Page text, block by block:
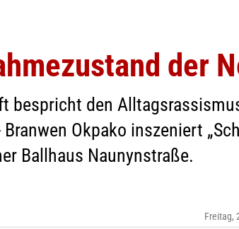
der
bespricht den
Okpako inszeniert
Ballhaus Naunynstraße.
Freitag,